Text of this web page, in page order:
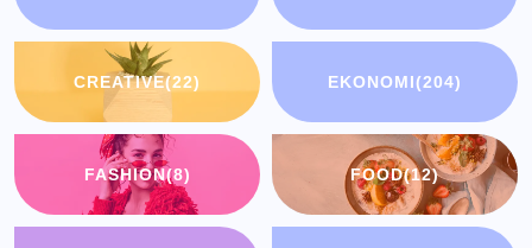
CREATIVE(22) EKONOMI(204)
FASHION(8) FOOD(12)